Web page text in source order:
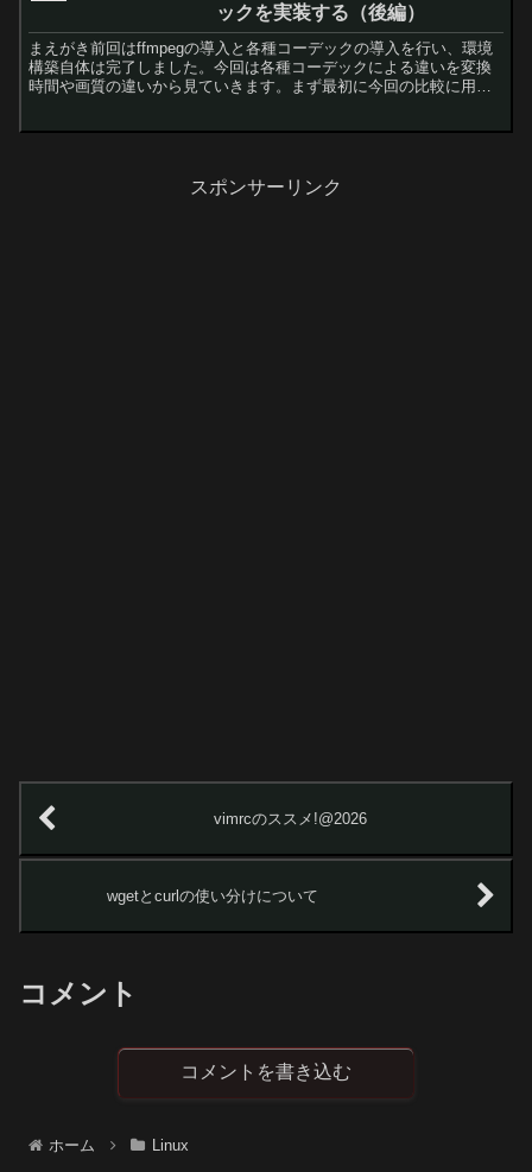
ックを実装する（後編）
まえがき前回はffmpegの導入と各種コーデックの導入を行い、環境
構築自体は完了しました。今回は各種コーデックによる違いを変換
時間や画質の違いから見ていきます。まず最初に今回の比較に用い
スポンサーリンク
vimrcのススメ!@2026
wgetとcurlの使い分けについて
コメント
コメントを書き込む
ホーム Linux